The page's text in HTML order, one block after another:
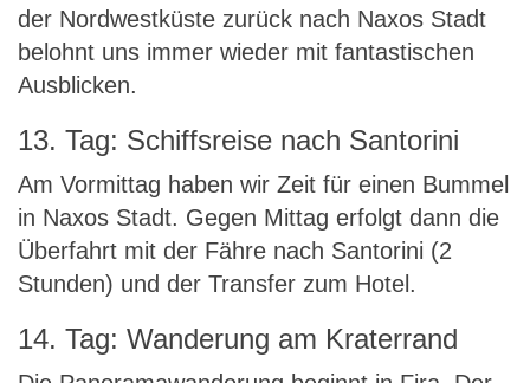
der Nordwestküste zurück nach Naxos Stadt
belohnt uns immer wieder mit fantastischen
Ausblicken.
13. Tag: Schiffsreise nach Santorini
Am Vormittag haben wir Zeit für einen Bummel
in Naxos Stadt. Gegen Mittag erfolgt dann die
Überfahrt mit der Fähre nach Santorini (2
Stunden) und der Transfer zum Hotel.
14. Tag: Wanderung am Kraterrand